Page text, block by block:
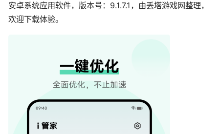
安卓系统应用软件，版本号：9.1.7.1，由丢塔游戏网整理，
欢迎下载体验。